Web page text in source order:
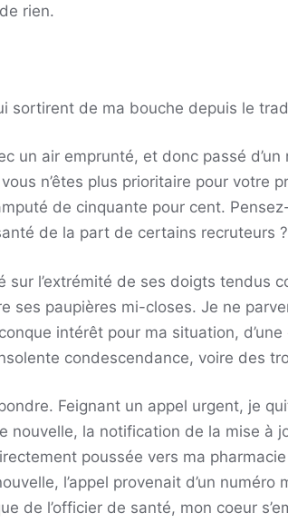
rien.
de ma bouche depuis le
un air emprunté, et donc passé d’un
n’êtes plus prioritaire pour votre
de cinquante pour cent.
de la part de certains recruteurs ?
l’extrémité de ses doigts tendus
ses paupières mi-closes. Je ne
intérêt pour ma situation,
condescendance, voire des
Feignant un appel urgent, je
nouvelle, la notification de la mise à
poussée vers ma
l’appel provenait d’un numéro
de l’officier de santé, mon coeur